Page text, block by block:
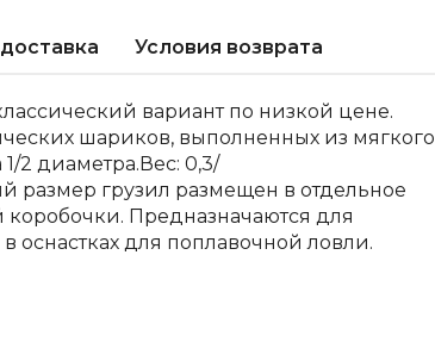
Условия возврата
вариант по низкой цене.
шариков, выполненных из мягкого
2 диаметра.Вес: 0,3/
размер грузил размещен в отдельное
коробочки. Предназначаются для
для поплавочной ловли.